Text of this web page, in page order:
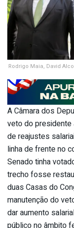
Rodrigo Maia, David
A Câmara dos
veto do presidente
de reajustes
linha de frente no
Senado tinha
trecho fosse
duas Casas do
manutenção do
dar aumento
público no âmbito